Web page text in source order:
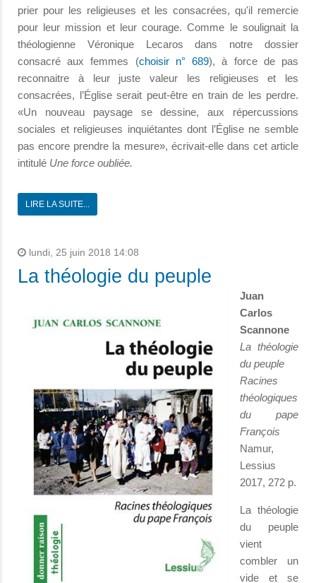
prier pour les religieuses et les consacrées, qu'il remercie
pour leur mission et leur courage. Comme le soulignait la
théologienne Véronique Lecaros dans notre dossier
consacré aux femmes (choisir n° 689), à force de pas
reconnaitre à leur juste valeur les religieuses et les
consacrées, l’Église serait peut-être en train de les perdre.
«Un nouveau paysage se dessine, aux répercussions
sociales et religieuses inquiétantes dont l’Église ne semble
pas encore prendre la mesure», écrivait-elle dans cet article
intitulé Une force oubliée.
LIRE LA SUITE...
lundi, 25 juin 2018 14:08
La théologie du peuple
Juan
Carlos
Scannone
La théologie
du peuple
Racines
théologiques
du pape
François
Namur,
Lessius
2017, 272 p.
La théologie
du peuple
vient
combler un
vide et se